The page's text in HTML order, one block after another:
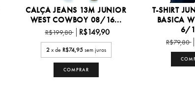
CALÇA JEANS 13M JUNIOR
WEST COWBOY 08/16...
R$199,80 R$149,90
2 x de R$74,95 sem juros
COMPRAR
T-SHIRT
BASICA
6/
R$79,80